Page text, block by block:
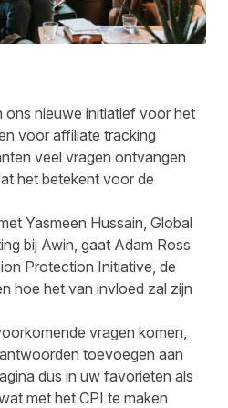
ons nieuwe initiatief voor het
voor affiliate tracking
veel vragen ontvangen
het betekent voor de
Yasmeen Hussain, Global
bij Awin, gaat Adam Ross
Protection Initiative, de
hoe het van invloed zal zijn
vragen komen,
toevoegen aan
dus in uw favorieten als
met het CPI te maken